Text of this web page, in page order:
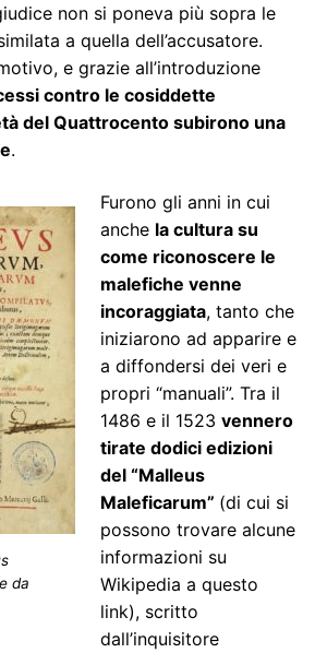
non si poneva più sopra le
a quella dell’accusatore.
e grazie all’introduzione
contro le cosiddette
del Quattrocento subirono una
.
da
Furono gli anni in cui
anche la cultura su
come riconoscere le
malefiche venne
incoraggiata, tanto che
iniziarono ad apparire e
a diffondersi dei veri e
propri “manuali”. Tra il
1486 e il 1523 vennero
tirate dodici edizioni
del “Malleus
Maleficarum” (di cui si
possono trovare alcune
informazioni su
Wikipedia a questo
link), scritto
dall’inquisitore